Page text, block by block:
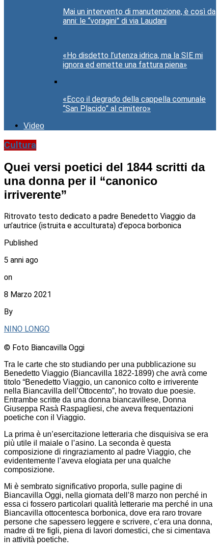
Mai un intervento di manutenzione, è così da
anni: le “voragini” di via Laudani
«Ho disdetto l’utenza idrica, ma la SIE mi
ignora ed emette una fattura piena»
«Ecco il degrado della cappella comunale
“San Placido” al cimitero»
Video
Cultura
Quei versi poetici del 1844 scritti da
una donna per il “canonico
irriverente”
Ritrovato testo dedicato a padre Benedetto Viaggio da
un’autrice (istruita e acculturata) d’epoca borbonica
Published
5 anni ago
on
8 Marzo 2021
By
NINO LONGO
© Foto Biancavilla Oggi
Tra le carte che sto studiando per una pubblicazione su
Benedetto Viaggio (Biancavilla 1822-1899) che avrà come
titolo “Benedetto Viaggio, un canonico colto e irriverente
nella Biancavilla dell’Ottocento”, ho trovato due poesie.
Entrambe scritte da una donna biancavillese, Donna
Giuseppa Rasà Raspagliesi, che aveva frequentazioni
poetiche con il Viaggio.
La prima è un’esercitazione letteraria che disquisiva se era
più utile il maiale o l’asino. La seconda è questa
composizione di ringraziamento al padre Viaggio, che
evidentemente l’aveva elogiata per una qualche
composizione.
Mi è sembrato significativo proporla, sulle pagine di
Biancavilla Oggi, nella giornata dell’8 marzo non perché in
essa ci fossero particolari qualità letterarie ma perché in una
Biancavilla ottocentesca borbonica, dove era raro trovare
persone che sapessero leggere e scrivere, c’era una donna,
madre di tre figli, piena di lavori domestici, che si cimentava
in attività poetiche.